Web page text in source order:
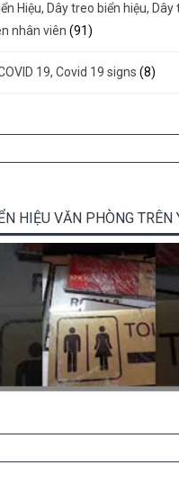
Hiệu, Dây treo biển hiệu,
nhân viên (91)
19, Covid 19 signs (8)
HIỆU VĂN PHÒNG TRÊN